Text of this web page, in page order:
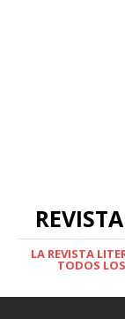
LA REVISTA
TODOS